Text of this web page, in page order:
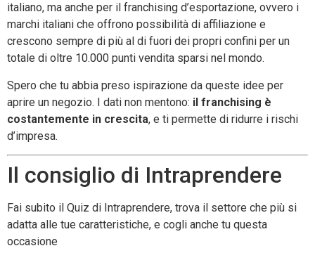
italiano, ma anche per il franchising d’esportazione, ovvero i
marchi italiani che offrono possibilità di affiliazione e
crescono sempre di più al di fuori dei propri confini per un
totale di oltre 10.000 punti vendita sparsi nel mondo.
Spero che tu abbia preso ispirazione da queste idee per
aprire un negozio. I dati non mentono: il franchising è
costantemente in crescita, e ti permette di ridurre i rischi
d’impresa.
Il consiglio di Intraprendere
Fai subito il Quiz di Intraprendere, trova il settore che più si
adatta alle tue caratteristiche, e cogli anche tu questa
occasione